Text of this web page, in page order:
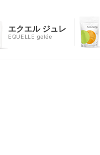
エクエル ジュレ
EQUELLE gelée